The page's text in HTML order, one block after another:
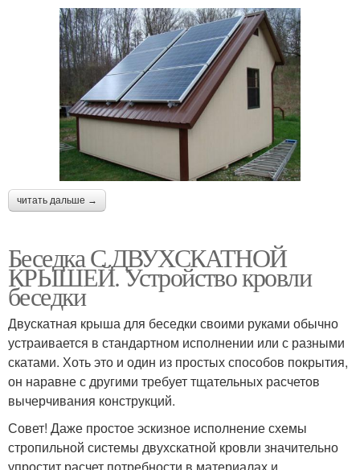
читать дальше →
Беседка С ДВУХСКАТНОЙ
КРЫШЕЙ. Устройство кровли
беседки
Двускатная крыша для беседки своими руками обычно
устраивается в стандартном исполнении или с разными
скатами. Хоть это и один из простых способов покрытия,
он наравне с другими требует тщательных расчетов
вычерчивания конструкций.
Совет! Даже простое эскизное исполнение схемы
стропильной системы двухскатной кровли значительно
упростит расчет потребности в материалах и